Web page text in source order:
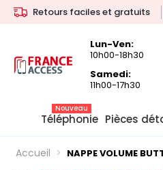
Retours faciles et gratuits
Lun-Ven:
10h00-18h30
Samedi:
11h00-17h30
Téléphonie
Nouveau
Pièces
Accueil NAPPE VOLUME